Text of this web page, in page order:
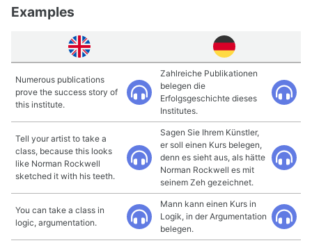
Examples
Numerous publications
prove the success story of
this institute.
Zahlreiche Publikationen
belegen die
Erfolgsgeschichte dieses
Institutes.
Tell your artist to take a
class, because this looks
like Norman Rockwell
sketched it with his teeth.
Sagen Sie Ihrem Künstler,
er soll einen Kurs belegen,
denn es sieht aus, als hätte
Norman Rockwell es mit
seinem Zeh gezeichnet.
You can take a class in
logic, argumentation.
Mann kann einen Kurs in
Logik, in der Argumentation
belegen.